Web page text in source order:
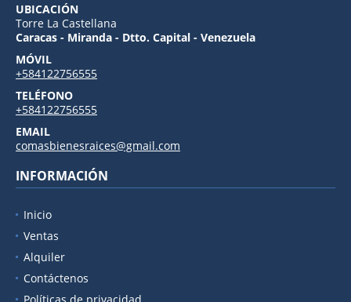
UBICACIÓN
Torre La Castellana
Caracas - Miranda - Dtto. Capital - Venezuela
MÓVIL
+584122756555
TELÉFONO
+584122756555
EMAIL
comasbienesraices@gmail.com
INFORMACIÓN
Inicio
Ventas
Alquiler
Contáctenos